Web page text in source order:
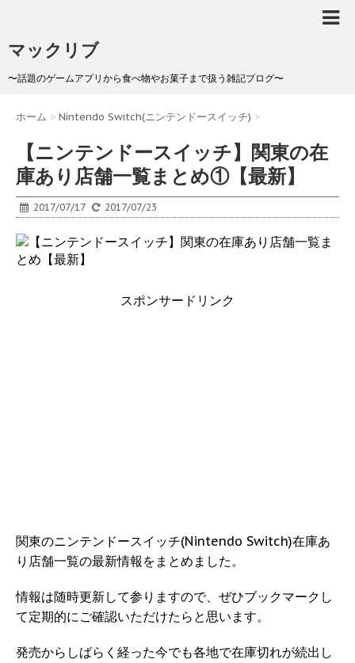
マックリブ
〜話題のゲームアプリから食べ物やお菓子まで扱う雑記ブログ〜
ホーム > Nintendo Switch(ニンテンドースイッチ) >
【ニンテンドースイッチ】関東の在
庫あり店舗一覧まとめ①【最新】
2017/07/17 2017/07/23
スポンサードリンク
関東のニンテンドースイッチ(Nintendo Switch)在庫あ
り店舗一覧の最新情報をまとめました。
情報は随時更新して参りますので、ぜひブックマークし
て定期的にご確認いただけたらと思います。
発売からしばらく経った今でも各地で在庫切れが続出し